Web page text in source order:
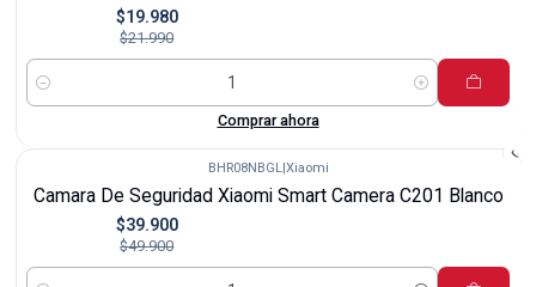
$19.980
$21.990
Cantidad
Comprar ahora
BHR08NBGL |Xiaomi
Camara De Seguridad Xiaomi Smart Camera C201 Blanco
$39.900
$49.900